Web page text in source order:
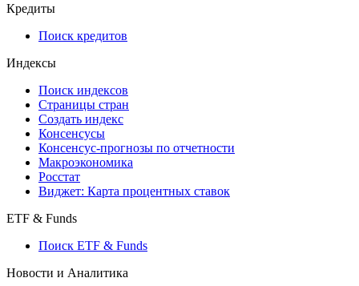
Кредиты
Поиск кредитов
Индексы
Поиск индексов
Страницы стран
Создать индекс
Консенсусы
Консенсус-прогнозы по отчетности
Макроэкономика
Росстат
Виджет: Карта процентных ставок
ETF & Funds
Поиск ETF & Funds
Новости и Аналитика